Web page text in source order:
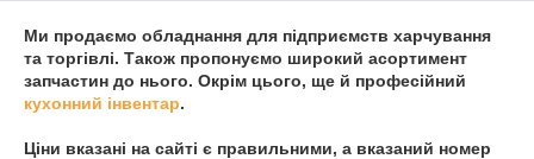
Ми продаємо обладнання для підприємств харчування
та торгівлі. Також пропонуємо широкий асортимент
запчастин до нього. Окрім цього, ще й професійний
кухонний інвентар.
Ціни вказані на сайті є правильними, а вказаний номер